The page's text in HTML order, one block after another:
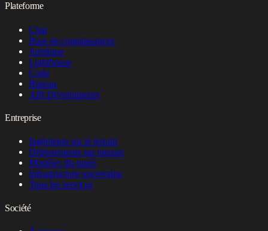
Plateforme
Chat
Base de connaissances
Juridique
Lighthouse
Code
Bureau
API Développeurs
Entreprise
Ingénieurs sur le terrain
Déploiements sur mesure
Modèles fin-tunés
Infrastructure souveraine
Tous les services
Société